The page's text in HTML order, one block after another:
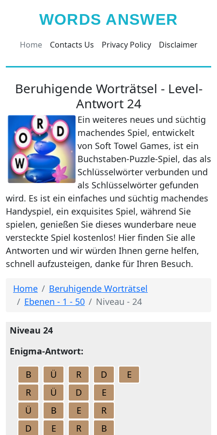
WORDS ANSWER
Home Contacts Us Privacy Policy Disclaimer
Beruhigende Worträtsel - Level-
Antwort 24
Ein weiteres neues und süchtig
machendes Spiel, entwickelt
von Soft Towel Games, ist ein
Buchstaben-Puzzle-Spiel, das als
Schlüsselwörter verbunden und
als Schlüsselwörter gefunden
wird. Es ist ein einfaches und süchtig machendes
Handyspiel, ein exquisites Spiel, während Sie
spielen, genießen Sie dieses wunderbare neue
versteckte Spiel kostenlos! Hier finden Sie alle
Antworten und wir würden Ihnen gerne helfen,
schnell aufzusteigen, danke für Ihren Besuch.
Home
Beruhigende Worträtsel
Ebenen - 1 - 50
Niveau - 24
Niveau 24
Enigma-Antwort:
B
Ü R D
E
R
Ü D
E
Ü
B E
R
D
E R B